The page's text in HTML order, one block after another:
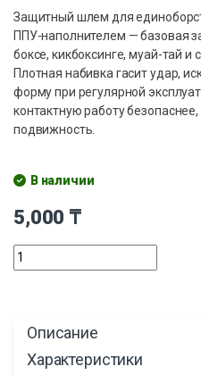
Защитный шлем для
ППУ-наполнителем — базовая
боксе, кикбоксинге, муай-тай
Плотная набивка гасит удар,
форму при регулярной
контактную работу
подвижность.
В наличии
5,000 ₸
Описание
Характеристики